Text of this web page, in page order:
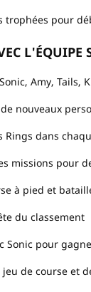
trophées pour
L'ÉQUIPE
Amy, Tails,
nouveaux
Rings dans
missions pour
à pied et
du classement
Sonic pour
de course et